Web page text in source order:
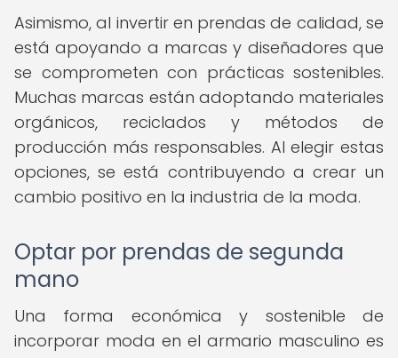
Asimismo, al invertir en prendas de calidad, se
está apoyando a marcas y diseñadores que
se comprometen con prácticas sostenibles.
Muchas marcas están adoptando materiales
orgánicos, reciclados y métodos de
producción más responsables. Al elegir estas
opciones, se está contribuyendo a crear un
cambio positivo en la industria de la moda.
Optar por prendas de segunda
mano
Una forma económica y sostenible de
incorporar moda en el armario masculino es